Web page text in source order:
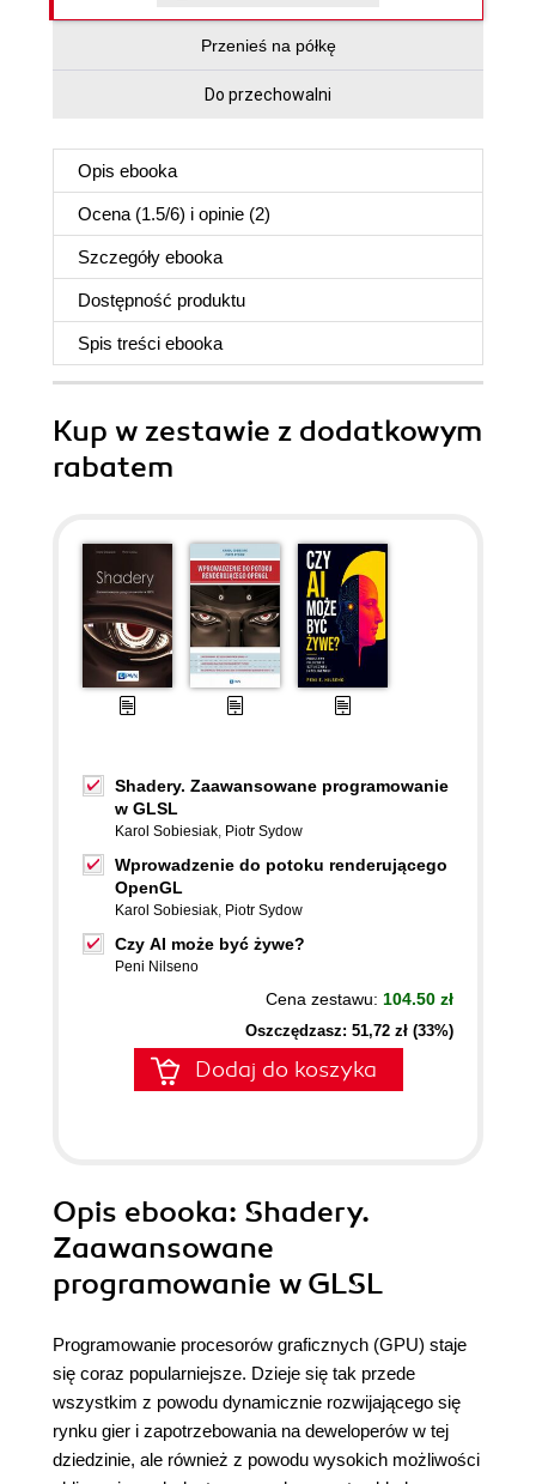
Przenieś na półkę
Do przechowalni
Opis ebooka
Ocena (1.5/6) i opinie (2)
Szczegóły ebooka
Dostępność produktu
Spis treści ebooka
Kup w zestawie z dodatkowym
rabatem
Shadery. Zaawansowane programowanie
w GLSL
Karol Sobiesiak, Piotr Sydow
Wprowadzenie do potoku renderującego
OpenGL
Karol Sobiesiak, Piotr Sydow
Czy AI może być żywe?
Peni Nilseno
Cena zestawu: 104.50 zł
Oszczędzasz: 51,72 zł (33%)
Dodaj do koszyka
Opis ebooka: Shadery.
Zaawansowane
programowanie w GLSL
Programowanie procesorów graficznych (GPU) staje
się coraz popularniejsze. Dzieje się tak przede
wszystkim z powodu dynamicznie rozwijającego się
rynku gier i zapotrzebowania na deweloperów w tej
dziedzinie, ale również z powodu wysokich możliwości